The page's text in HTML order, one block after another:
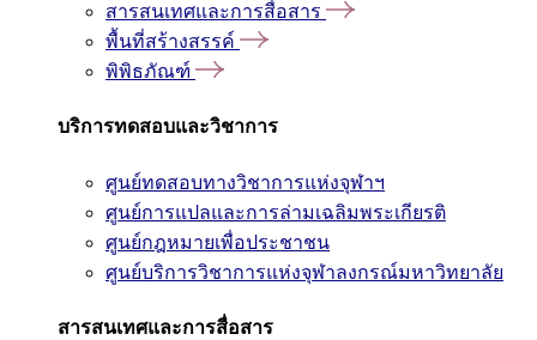
สารสนเทศและการสื่อสาร
พื้นที่สร้างสรรค์
พิพิธภัณฑ์
บริการทดสอบและวิชาการ
ศูนย์ทดสอบทางวิชาการแห่งจุฬาฯ
ศูนย์การแปลและการล่ามเฉลิมพระเกียรติ
ศูนย์กฎหมายเพื่อประชาชน
ศูนย์บริการวิชาการแห่งจุฬาลงกรณ์มหาวิทยาลัย
สารสนเทศและการสื่อสาร